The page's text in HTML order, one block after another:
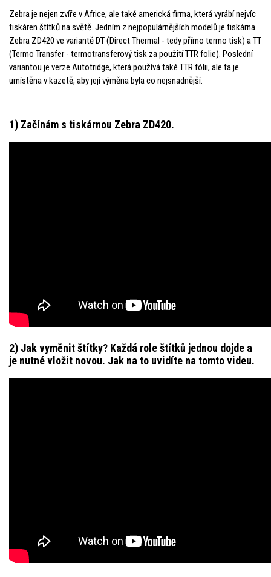
Zebra je nejen zvíře v Africe, ale také americká firma, která vyrábí nejvíc
tiskáren štítků na světě. Jedním z nejpopulárnějších modelů je tiskárna
Zebra ZD420 ve variantě DT (Direct Thermal - tedy přímo termo tisk) a TT
(Termo Transfer - termotransferový tisk za použití TTR folie). Poslední
variantou je verze Autotridge, která používá také TTR fólii, ale ta je
umístěna v kazetě, aby její výměna byla co nejsnadnější.
1) Začínám s tiskárnou Zebra ZD420.
2) Jak vyměnit štítky? Každá role štítků jednou dojde a
je nutné vložit novou. Jak na to uvidíte na tomto videu.